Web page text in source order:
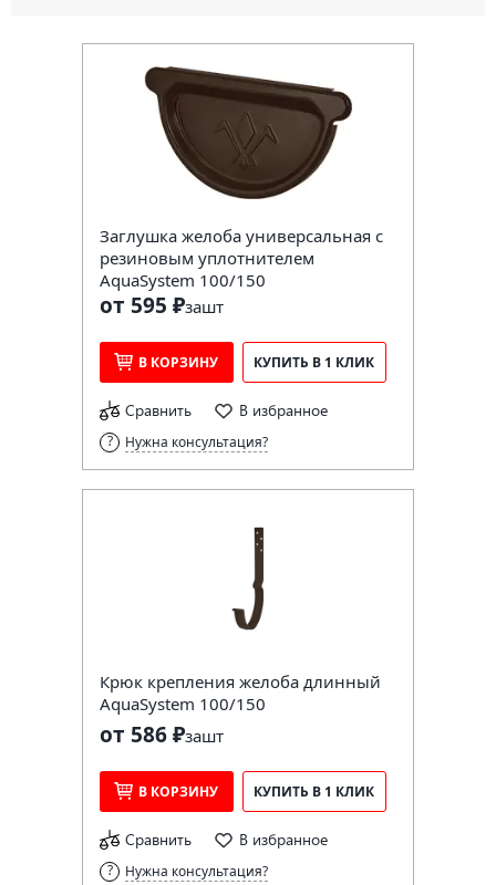
Заглушка желоба универсальная с
резиновым уплотнителем
AquaSystem 100/150
от 595 ₽зашт
В КОРЗИНУ КУПИТЬ В 1 КЛИК
Сравнить В избранное
Нужна консультация?
Крюк крепления желоба длинный
AquaSystem 100/150
от 586 ₽зашт
В КОРЗИНУ КУПИТЬ В 1 КЛИК
Сравнить В избранное
Нужна консультация?